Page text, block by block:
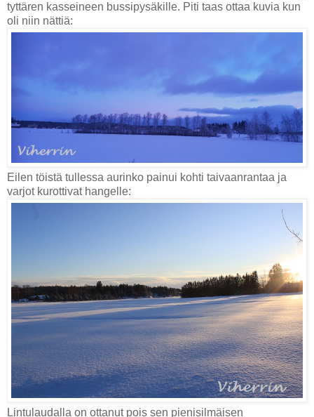
tyttären kasseineen bussipysäkille. Piti taas ottaa kuvia kun
oli niin nättiä:
Eilen töistä tullessa aurinko painui kohti taivaanrantaa ja
varjot kurottivat hangelle:
Lintulaudalla on ottanut pois sen pienisilmäisen